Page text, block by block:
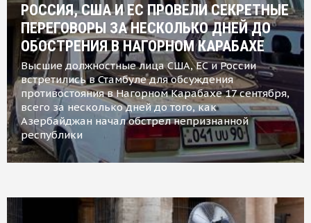
РОССИЯ, США И ЕС ПРОВЕЛИ СЕКРЕТНЫЕ
ПЕРЕГОВОРЫ ЗА НЕСКОЛЬКО ДНЕЙ ДО
ОБОСТРЕНИЯ В НАГОРНОМ КАРАБАХЕ
Высшие должностные лица США, ЕС и России
встретились в Стамбуле для обсуждения
противостояния в Нагорном Карабахе 17 сентября,
всего за несколько дней до того, как
Азербайджан начал обстрел непризнанной
республики